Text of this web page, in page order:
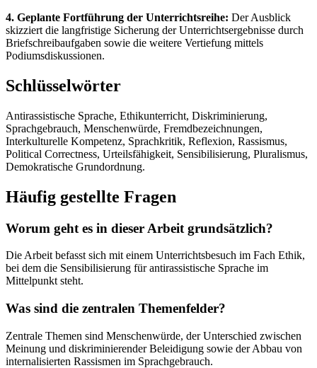
4. Geplante Fortführung der Unterrichtsreihe: Der Ausblick
skizziert die langfristige Sicherung der Unterrichtsergebnisse durch
Briefschreibaufgaben sowie die weitere Vertiefung mittels
Podiumsdiskussionen.
Schlüsselwörter
Antirassistische Sprache, Ethikunterricht, Diskriminierung,
Sprachgebrauch, Menschenwürde, Fremdbezeichnungen,
Interkulturelle Kompetenz, Sprachkritik, Reflexion, Rassismus,
Political Correctness, Urteilsfähigkeit, Sensibilisierung, Pluralismus,
Demokratische Grundordnung.
Häufig gestellte Fragen
Worum geht es in dieser Arbeit grundsätzlich?
Die Arbeit befasst sich mit einem Unterrichtsbesuch im Fach Ethik,
bei dem die Sensibilisierung für antirassistische Sprache im
Mittelpunkt steht.
Was sind die zentralen Themenfelder?
Zentrale Themen sind Menschenwürde, der Unterschied zwischen
Meinung und diskriminierender Beleidigung sowie der Abbau von
internalisierten Rassismen im Sprachgebrauch.